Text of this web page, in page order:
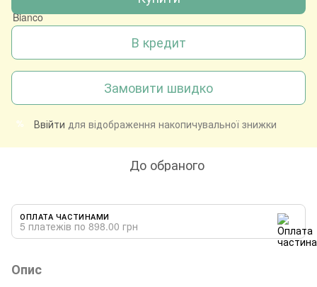
В кредит
Замовити швидко
% Ввійти для відображення накопичувальної знижки
До обраного
ОПЛАТА ЧАСТИНАМИ
5 платежів по 898.00 грн
Опис